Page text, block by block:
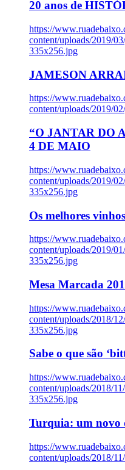
20 anos de
https://
content/uploads/2019/
335x256.jpg
JAMESON
https://
content/uploads/2019/
“O JANTAR DO
4 DE MAIO
https://
content/uploads/2019/
335x256.jpg
Os melhores
https://
content/uploads/2019/
335x256.jpg
Mesa Marcada
https://
content/uploads/2018/
335x256.jpg
Sabe o que são
https://
content/uploads/2018/
335x256.jpg
Turquia: um novo
https://
content/uploads/2018/